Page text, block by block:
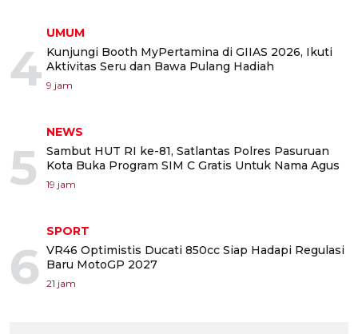
4
UMUM
Kunjungi Booth MyPertamina di GIIAS 2026, Ikuti
Aktivitas Seru dan Bawa Pulang Hadiah
9 jam
5
NEWS
Sambut HUT RI ke-81, Satlantas Polres Pasuruan
Kota Buka Program SIM C Gratis Untuk Nama Agus
19 jam
6
SPORT
VR46 Optimistis Ducati 850cc Siap Hadapi Regulasi
Baru MotoGP 2027
21 jam